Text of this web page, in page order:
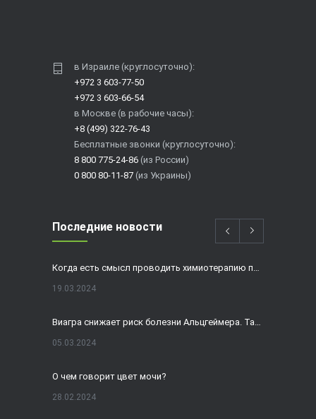
в Израиле (круглосуточно):
+972 3 603-77-50
+972 3 603-66-54
в Москве (в рабочие часы):
+8 (499) 322-76-43
Бесплатные звонки (круглосуточно):
8 800 775-24-86 (из России)
0 800 80-11-87 (из Украины)
Последние новости
19.03.2024
05.03.2024
О чем говорит цвет мочи?
28.02.2024